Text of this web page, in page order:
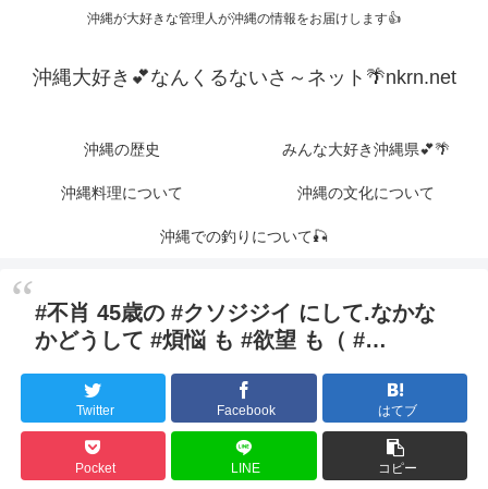
沖縄が大好きな管理人が沖縄の情報をお届けします👍
沖縄大好き💕なんくるないさ～ネット🌴nkrn.net
沖縄の歴史 みんな大好き沖縄県💕🌴
沖縄料理について 沖縄の文化について
沖縄での釣りについて🎣
#不肖 45歳の #クソジジイ にして.なかな
かどうして #煩悩 も #欲望 も（ #…
Twitter Facebook はてブ
Pocket LINE コピー